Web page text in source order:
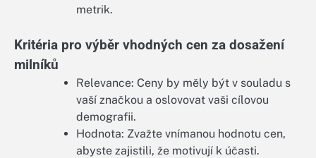
metrik.
Kritéria pro výběr vhodných cen za dosažení
milníků
Relevance: Ceny by měly být v souladu s
vaší značkou a oslovovat vaši cílovou
demografii.
Hodnota: Zvažte vnímanou hodnotu cen,
abyste zajistili, že motivují k účasti.